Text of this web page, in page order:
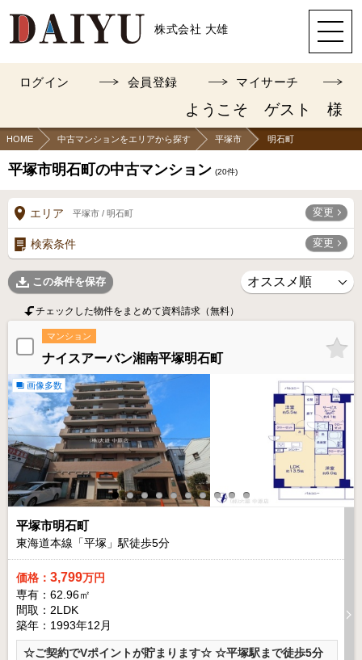
株式会社 大雄
ログイン 会員登録 マイサーチ
ようこそ ゲスト 様
HOME 中古マンションをエリアから探す 平塚市 明石町
平塚市明石町の中古マンション (20件)
エリア 平塚市 / 明石町 変更
検索条件 変更
この条件を保存
チェックした物件をまとめて資料請求（無料）
マンション
ナイスアーバン湘南平塚明石町
画像多数
平塚市明石町
東海道本線「平塚」駅徒歩5分
価格： 3,799万円
専有：62.96㎡
間取：2LDK
築年：1993年12月
☆ご契約でVポイントが貯まります☆ ☆平塚駅まで徒歩5分